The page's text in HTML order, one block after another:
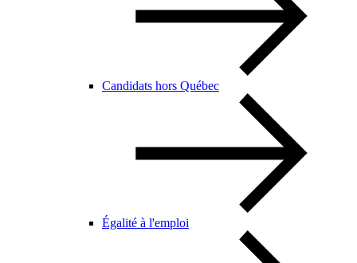
Candidats hors Québec
Égalité à l'emploi